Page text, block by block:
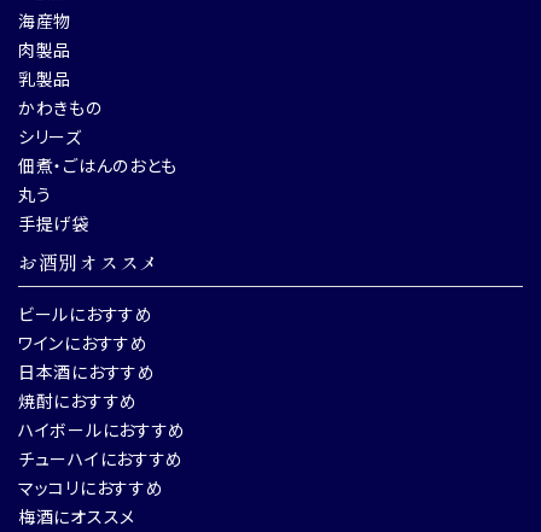
海産物
肉製品
乳製品
かわきもの
シリーズ
佃煮・ごはんのおとも
丸う
手提げ袋
お酒別オススメ
ビールにおすすめ
ワインにおすすめ
日本酒におすすめ
焼酎におすすめ
ハイボールにおすすめ
チューハイにおすすめ
マッコリにおすすめ
梅酒にオススメ